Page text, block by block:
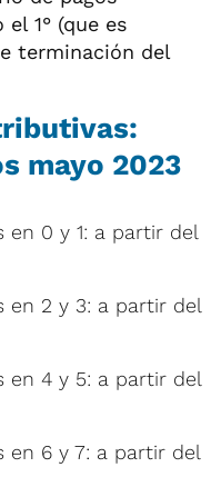
el 1° (que es
terminación del
mayo 2023
0 y 1: a partir del
en 2 y 3: a partir del
en 4 y 5: a partir del
en 6 y 7: a partir del